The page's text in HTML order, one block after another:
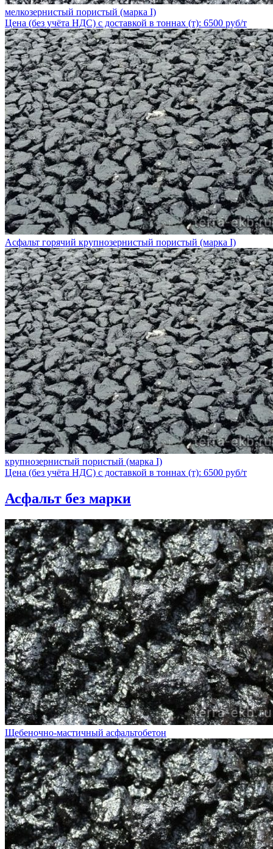
мелкозернистый пористый (марка I)
Цена (без учёта НДС) с доставкой в тоннах (т): 6500 руб/т
Асфальт горячий крупнозернистый пористый (марка I)
крупнозернистый пористый (марка I)
Цена (без учёта НДС) с доставкой в тоннах (т): 6500 руб/т
Асфальт без марки
Щебеночно-мастичный асфальтобетон